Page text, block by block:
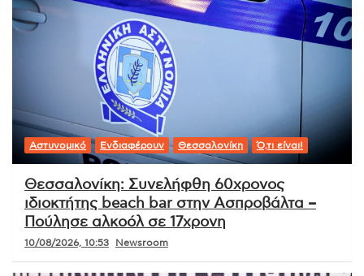
Αστυνομικό Ενδιαφέρουν Θεσσαλονίκη Ό,τι είναι!
Θεσσαλονίκη: Συνελήφθη 60χρονος
ιδιοκτήτης beach bar στην Ασπροβάλτα –
Πούλησε αλκοόλ σε 17χρονη
10/08/2026, 10:53 Newsroom